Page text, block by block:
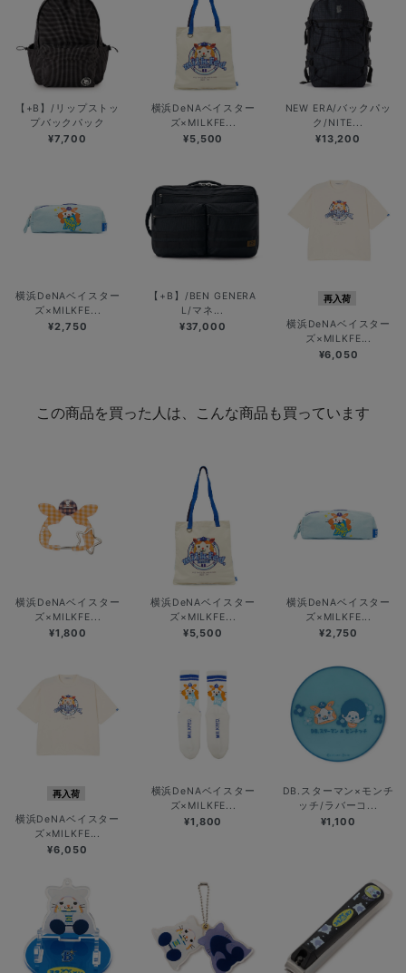
【+B】/リップストッ
プバックパック
¥7,700
横浜DeNAベイスター
ズ×MILKFE...
¥5,500
NEW ERA/バックパッ
ク/NITE...
¥13,200
横浜DeNAベイスター
ズ×MILKFE...
¥2,750
【+B】/BEN GENERA
L/マネ...
¥37,000
再入荷
横浜DeNAベイスター
ズ×MILKFE...
¥6,050
この商品を買った人は、こんな商品も買っています
横浜DeNAベイスター
ズ×MILKFE...
¥1,800
横浜DeNAベイスター
ズ×MILKFE...
¥5,500
横浜DeNAベイスター
ズ×MILKFE...
¥2,750
再入荷
横浜DeNAベイスター
ズ×MILKFE...
¥6,050
横浜DeNAベイスター
ズ×MILKFE...
¥1,800
DB.スターマン×モンチ
ッチ/ラバーコ...
¥1,100